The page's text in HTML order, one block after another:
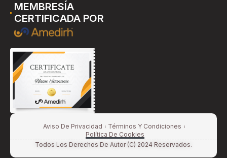
MEMBRESÍA
CERTIFICADA POR
Aviso De Privacidad
Términos Y Condiciones
Política De Cookies
Todos Los Derechos De Autor (c) 2024 Reservados.